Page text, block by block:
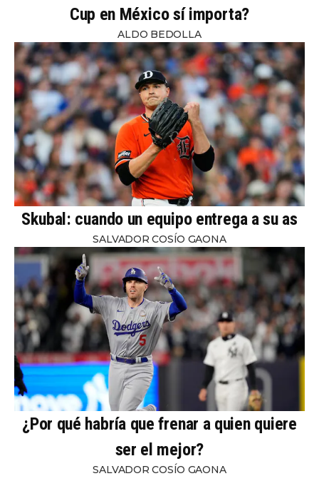
Cup en México sí importa?
ALDO BEDOLLA
Skubal: cuando un equipo entrega a su as
SALVADOR COSÍO GAONA
¿Por qué habría que frenar a quien quiere
ser el mejor?
SALVADOR COSÍO GAONA